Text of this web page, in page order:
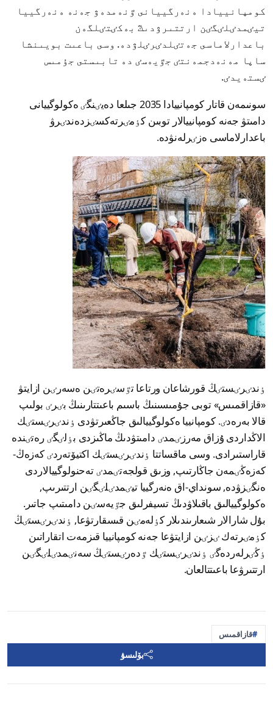
كومپانييادا ەنەرگييانى ٷنەمدەۋ جەنە ەنەرگييا
تيٸمدٸلٸگٸن ارتتىرۋدىڭ بەكٸتٸلگەن
باعدارلاماسى جەتٸلدٸرٸلۋدە. وسى باعىت بويىنشا
ساپا مەنەدجمەنتٸ جٷيەسٸ دە تابىستى جۇمىس
ٸستەيدٸ.
سونىمەن قاتار كومپانييادا 2035 جىلعا دەيٸنگٸ ەكولوگييانى
دامىتۋ جەنە كومپانييالار توبىن كٶمٸرتەكسٸزدەندٸرۋ
باعدارلاماسى ەزٸرلەنۋدە.
ٶندٸرٸستٸڭ قورشاعان ورتاعا تٷسٸرەتٸن ەسەرٸن ازايتۋ
«قازاقمىس» توبى جۇمىسىنىڭ باسىم باعىتتارىنىڭ بٸرٸ بولىپ
قالا بەرەدٸ. كومپانييا ەكولوگييالىق جاڭعىرتۋدى ٶندٸرٸستٸك
الاڭداردى ۇزاق مەرزٸمدٸ دامىتۋدىڭ ماڭىزدى بٶلٸگٸ رەتٸندە
قاراستىرادى. وسى ماقساتتا ٶندٸرٸستٸك اكتيۆتەردٸ كەزەڭ-
كەزەڭٸمەن جاڭارتىپ, وزىق قولجەتٸمدٸ تەحنولوگييالاردى
ەنگٸزۋدە, سونداي-اق ەنەرگييا تيٸمدٸلٸگٸن ارتتىرىپ,
ەكولوگييالىق باقىلاۋدىڭ تسيفرلىق جٷيەسٸن دامىتىپ جاتىر.
بۇل شارالار شىعارىندىلار كٶلەمٸن قىسقارتۋعا, ٶندٸرٸستٸڭ
كٶمٸرتەك ٸزٸن ازايتۋعا جەنە كومپانييا قىزمەت اتقاراتىن
ٶڭٸرلەردەگٸ ٶندٸرٸستٸك ٷدەرٸستٸڭ سەنٸمدٸلٸگٸن
ارتتىرۋعا باعىتتالعان.
قازاقمىس
بۆلىسۋ